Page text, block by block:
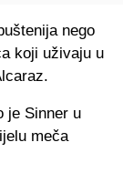
nego
koji uživaju u
je Sinner u
meča